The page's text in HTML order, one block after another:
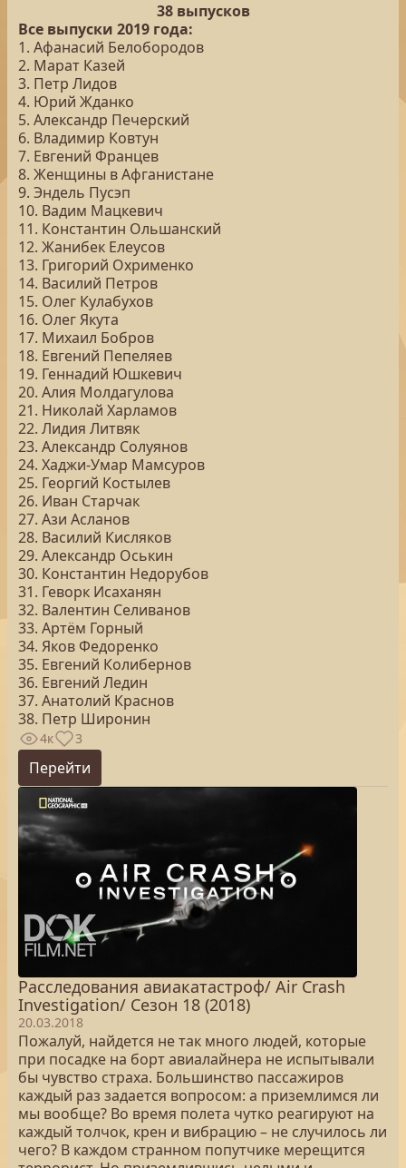
38 выпусков
Все выпуски 2019 года:
1. Афанасий Белобородов
2. Марат Казей
3. Петр Лидов
4. Юрий Жданко
5. Александр Печерский
6. Владимир Ковтун
7. Евгений Францев
8. Женщины в Афганистане
9. Эндель Пусэп
10. Вадим Мацкевич
11. Константин Ольшанский
12. Жанибек Елеусов
13. Григорий Охрименко
14. Василий Петров
15. Олег Кулабухов
16. Олег Якута
17. Михаил Бобров
18. Евгений Пепеляев
19. Геннадий Юшкевич
20. Алия Молдагулова
21. Николай Харламов
22. Лидия Литвяк
23. Александр Солуянов
24. Хаджи-Умар Мамсуров
25. Георгий Костылев
26. Иван Старчак
27. Ази Асланов
28. Василий Кисляков
29. Александр Оськин
30. Константин Недорубов
31. Геворк Исаханян
32. Валентин Селиванов
33. Артём Горный
34. Яков Федоренко
35. Евгений Колибернов
36. Евгений Ледин
37. Анатолий Краснов
38. Петр Широнин
4к 3
Перейти
Расследования авиакатастроф/ Air Crash
Investigation/ Сезон 18 (2018)
20.03.2018
Пожалуй, найдется не так много людей, которые
при посадке на борт авиалайнера не испытывали
бы чувство страха. Большинство пассажиров
каждый раз задается вопросом: а приземлимся ли
мы вообще? Во время полета чутко реагируют на
каждый толчок, крен и вибрацию – не случилось ли
чего? В каждом странном попутчике мерещится